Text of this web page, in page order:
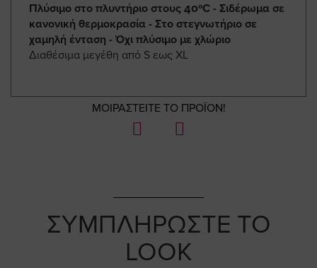
Πλύσιμο στο πλυντήριο στους 40ºC - Σιδέρωμα σε
κανονική θερμοκρασία - Στο στεγνωτήριο σε
χαμηλή ένταση - Όχι πλύσιμο με χλώριο
Διαθέσιμα μεγέθη από S εως XL
ΜΟΙΡΑΣΤΕΙΤΕ ΤΟ ΠΡΟΪΟΝ!
ΣΥΜΠΛΗΡΩΣΤΕ ΤΟ
LOOK